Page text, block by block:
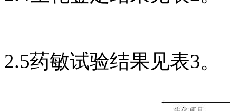
2.5药敏试验结果见表3。